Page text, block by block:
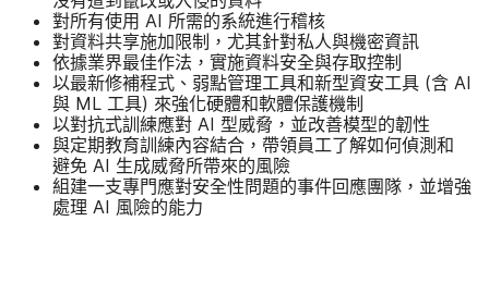
對​所有​使用 AI 所​需​的​系統​進行​稽核
對​資料​共​享施​加限制，​尤其​針對​私人​與​機密​資訊
依據​業界​最佳​作法，​實施​資料​安全​與​存取​控制
以​最​新​修補​程式、​弱點​管理​工具​和​新型​資安工​具 (含 AI
與 ML 工具) 來​強化​硬體​和​軟體​保護​機制
以​對​抗式​訓練​應​對 AI 型​威脅，​並​改善​模型​的​韌性
與​定期​教育​訓練​內容​結合，​帶領​員工​了​解如何​偵測​和​
避免 AI 生成威脅​所​帶來​的​風險
組​建一​支​專門​應​對​安全性​問題​的​事件​回​應​團隊，​並​增強​
處理 AI 風險​的​能力